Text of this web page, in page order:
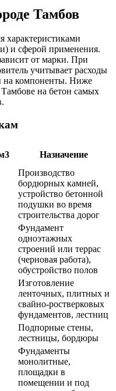
Тамбов
характеристиками
и сферой применения.
от марки. При
учитывает расходы
на компоненты. Ниже
на бетон самых
Назначение
Производство
бордюрных камней,
устройство бетонной
подушки во время
строительства дорог
Фундамент
одноэтажных
строений или террас
(черновая работа),
обустройство полов
Изготовление
ленточных, плитных и
свайно-ростверковых
фундаментов, лестниц
Подпорные стены,
лестницы, бордюры
Фундаменты
монолитные,
площадки в
помещении и под